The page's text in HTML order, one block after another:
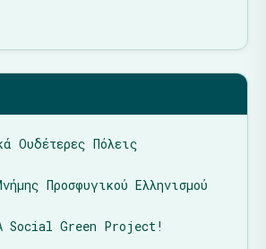
Ουδέτερες Πόλεις
Προσφυγικού Ελληνισμού
Social Green Project!